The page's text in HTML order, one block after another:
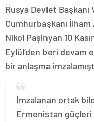
Rusya Devlet
Cumhurbaşkanı
Nikol Paşinyan 10
Eylül’den beri devam
bir anlaşma
İmzalanan ortak
Ermenistan güçleri